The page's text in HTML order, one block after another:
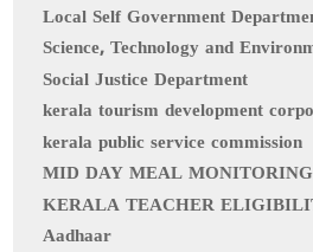
Local Self Government
Science, Technology and
Social Justice Department
kerala tourism development
kerala public service commission
MID DAY MEAL MONITORING
KERALA TEACHER
Aadhaar